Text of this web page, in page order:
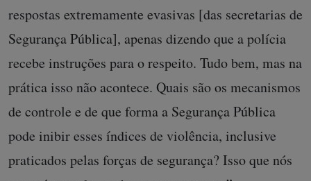
respostas extremamente evasivas [das secretarias de
Segurança Pública], apenas dizendo que a polícia
recebe instruções para o respeito. Tudo bem, mas na
prática isso não acontece. Quais são os mecanismos
de controle e de que forma a Segurança Pública
pode inibir esses índices de violência, inclusive
praticados pelas forças de segurança? Isso que nós